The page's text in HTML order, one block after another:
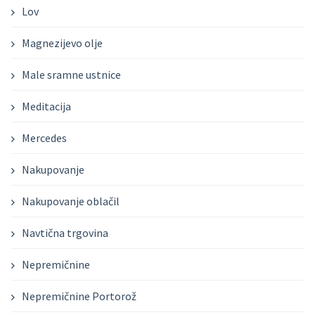
Lov
Magnezijevo olje
Male sramne ustnice
Meditacija
Mercedes
Nakupovanje
Nakupovanje oblačil
Navtična trgovina
Nepremičnine
Nepremičnine Portorož